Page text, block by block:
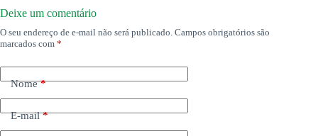
Deixe um comentário
O seu endereço de e-mail não será publicado. Campos obrigatórios são
marcados com *
Nome*
E-mail*